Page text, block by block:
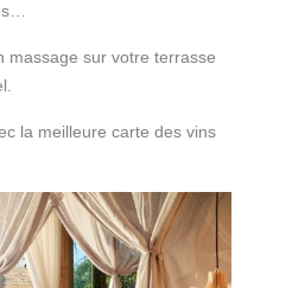
massage sur votre terrasse
la meilleure carte des vins